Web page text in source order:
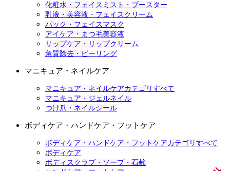
化粧水・フェイスミスト・ブースター
乳液・美容液・フェイスクリーム
パック・フェイスマスク
アイケア・まつ毛美容液
リップケア・リップクリーム
角質除去・ピーリング
マニキュア・ネイルケア
マニキュア・ネイルケアカテゴリすべて
マニキュア・ジェルネイル
つけ爪・ネイルシール
ボディケア・ハンドケア・フットケア
ボディケア・ハンドケア・フットケアカテゴリすべて
ボディケア
ボディスクラブ・ソープ・石鹸